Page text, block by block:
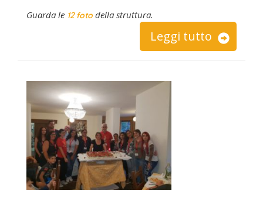
Guarda le 12 foto della struttura.
Leggi tutto